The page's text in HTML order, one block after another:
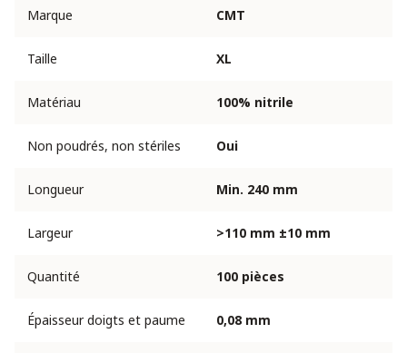
Marque CMT
Taille XL
Matériau 100% nitrile
Non poudrés, non stériles Oui
Longueur Min. 240 mm
Largeur >110 mm ±10 mm
Quantité 100 pièces
Épaisseur doigts et paume 0,08 mm